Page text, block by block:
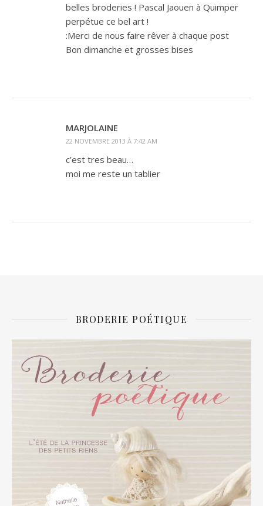
belles broderies ! Pascal Jaouen à Quimper
perpétue ce bel art !
:Merci de nous faire rêver à chaque post
Bon dimanche et grosses bises
MARJOLAINE
22 NOVEMBRE 2013 À 7:42 AM
c’est tres beau…
moi me reste un tablier
BRODERIE POÉTIQUE